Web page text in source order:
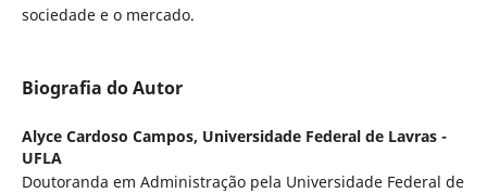
sociedade e o mercado.
Biografia do Autor
Alyce Cardoso Campos, Universidade Federal de Lavras -
UFLA
Doutoranda em Administração pela Universidade Federal de